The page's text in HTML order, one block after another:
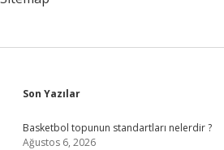
Sidebar
Son Yazılar
Basketbol topunun standartları nelerdir ?
Ağustos 6, 2026